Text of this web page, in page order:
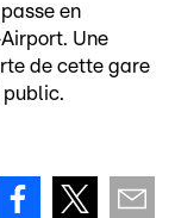
en
Une
de cette gare
public.